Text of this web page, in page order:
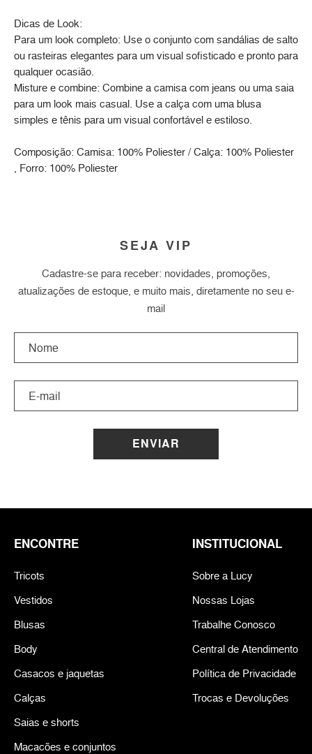
Dicas de Look:
Para um look completo: Use o conjunto com sandálias de salto
ou rasteiras elegantes para um visual sofisticado e pronto para
qualquer ocasião.
Misture e combine: Combine a camisa com jeans ou uma saia
para um look mais casual. Use a calça com uma blusa
simples e tênis para um visual confortável e estiloso.
Composição: Camisa: 100% Poliester / Calça: 100% Poliester
, Forro: 100% Poliester
SEJA VIP
Cadastre-se para receber: novidades, promoções,
atualizações de estoque, e muito mais, diretamente no seu e-
mail
ENVIAR
ENCONTRE
Tricots
Vestidos
Blusas
Body
Casacos e jaquetas
Calças
Saias e shorts
Macacões e conjuntos
INSTITUCIONAL
Sobre a Lucy
Nossas Lojas
Trabalhe Conosco
Central de Atendimento
Política de Privacidade
Trocas e Devoluções